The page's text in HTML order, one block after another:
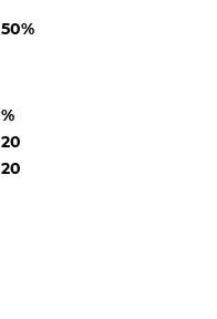
50%
%
20
20